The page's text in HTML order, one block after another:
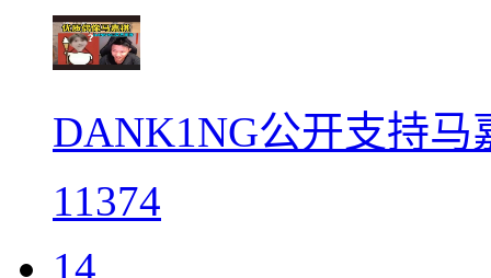
DANK1NG公开支持马
11374
14